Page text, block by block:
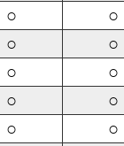
○ ○
○ ○
○ ○
○ ○
○ ○